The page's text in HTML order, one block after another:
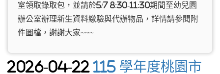
室領取錄取包，並請於5/7 8:30-11:30期間至幼兒園
辦公室辦理新生資料繳驗與代辦物品，詳情請參閱附
件圖檔，謝謝大家~~~
2026-04-22115 學年度桃園市